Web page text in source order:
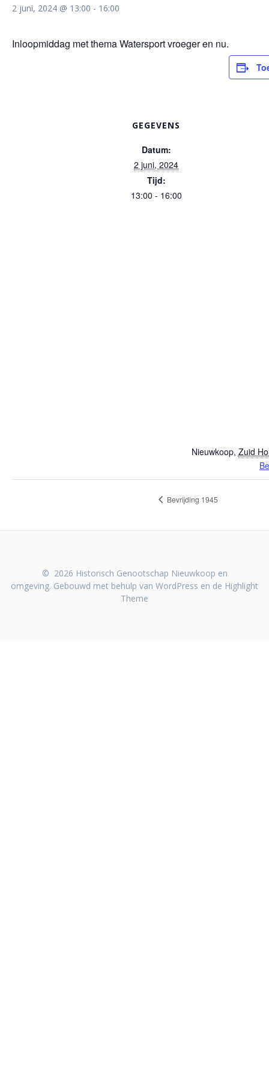
2 juni, 2024 @ 13:00 - 16:00
Inloopmiddag met thema Watersport vroeger en nu.
GEGEVENS
Datum:
2 juni, 2024
Tijd:
13:00 - 16:00
Nieuwkoop, Zuid
Bevrijding 1945
© 2026 Historisch Genootschap Nieuwkoop en
omgeving. Gebouwd met behulp van WordPress en de Highlight
Theme